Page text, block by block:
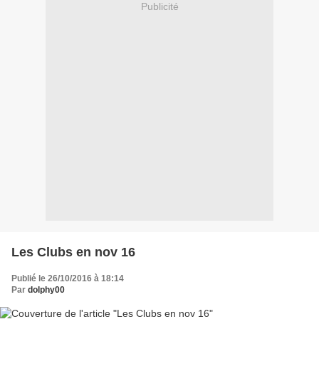
Publicité
Les Clubs en nov 16
Publié le 26/10/2016 à 18:14
Par dolphy00